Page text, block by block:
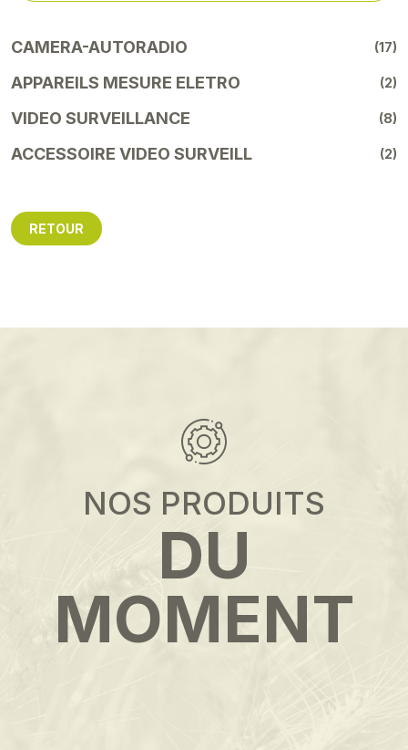
CAMERA-AUTORADIO (17)
APPAREILS MESURE ELETRO (2)
VIDEO SURVEILLANCE (8)
ACCESSOIRE VIDEO SURVEILL (2)
RETOUR
NOS PRODUITS
DU
MOMENT